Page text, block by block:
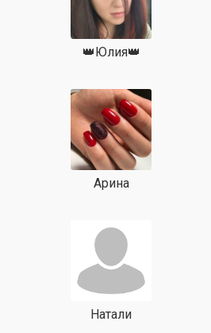
👑Юлия👑
Арина
Натали